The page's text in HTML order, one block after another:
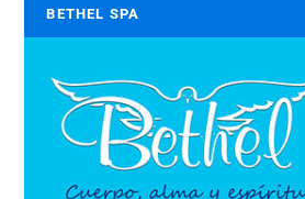
BETHEL SPA